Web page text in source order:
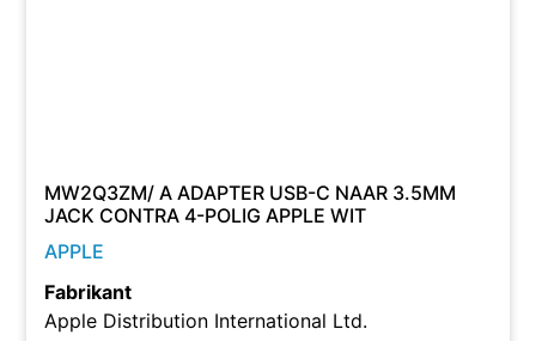
MW2Q3ZM/ A ADAPTER USB-C NAAR 3.5MM
JACK CONTRA 4-POLIG APPLE WIT
APPLE
Fabrikant
Apple Distribution International Ltd.